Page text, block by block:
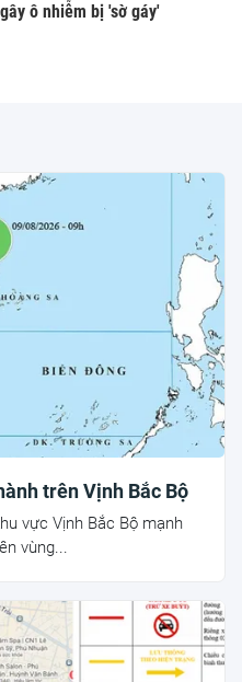
ô nhiễm bị 'sờ gáy'
trên Vịnh Bắc Bộ
vực Vịnh Bắc Bộ mạnh
vùng...